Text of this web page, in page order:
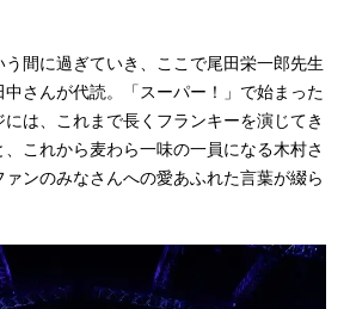
間に過ぎていき、ここで尾田栄一郎先生
さんが代読。「スーパー！」で始まった
は、これまで長くフランキーを演じてき
これから麦わら一味の一員になる木村さ
ンのみなさんへの愛あふれた言葉が綴ら